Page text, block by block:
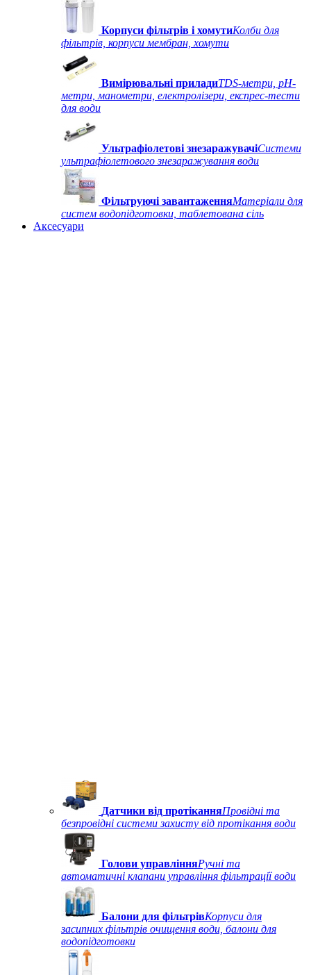
Корпуси фільтрів і хомутиКолби для
фільтрів, корпуси мембран, хомути
Вимірювальні приладиTDS-метри, рН-
метри, манометри, електролізери, експрес-тести
для води
Ультрафіолетові знезаражувачіСистеми
ультрафіолетового знезаражування води
Фільтруючі завантаженняМатеріали для
систем водопідготовки, таблетована сіль
Аксесуари
Датчики від протіканняПровідні та
безпровідні системи захисту від протікання води
Голови управлінняРучні та
автоматичні клапани управління фільтрації води
Балони для фільтрівКорпуси для
засипних фільтрів очищення води, балони для
водопідготовки